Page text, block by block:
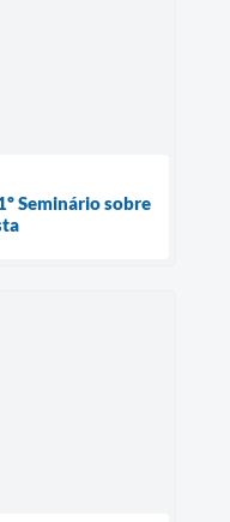
Seminário sobre